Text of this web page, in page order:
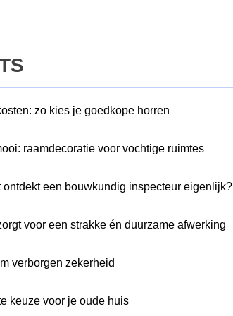
zo kies je goedkope horren
raamdecoratie voor vochtige ruimtes
een bouwkundig inspecteur eigenlijk?
voor een strakke én duurzame afwerking
verborgen zekerheid
keuze voor je oude huis